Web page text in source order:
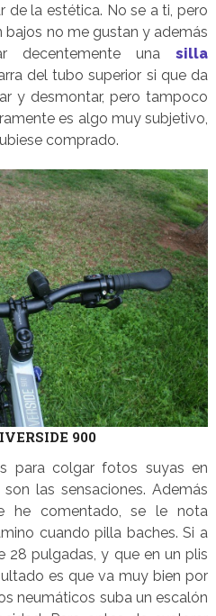
de la estética. No se a ti, pero
bajos no me gustan y además
decentemente unasilla
del tubo superior si que da
y desmontar, pero tampoco
es algo muy subjetivo,
comprado.
900
para colgar fotos suyas en
las sensaciones. Además
he comentado, se le nota
cuando pilla baches. Si a
28 pulgadas, y que en un plis
es que va muy bien por
neumáticos suba un escalón